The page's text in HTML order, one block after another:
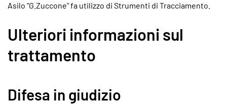
Asilo "G.Zuccone" fa utilizzo di Strumenti di Tracciamento.
Ulteriori informazioni sul
trattamento
Difesa in giudizio